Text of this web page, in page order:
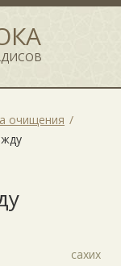
очищения
сахих